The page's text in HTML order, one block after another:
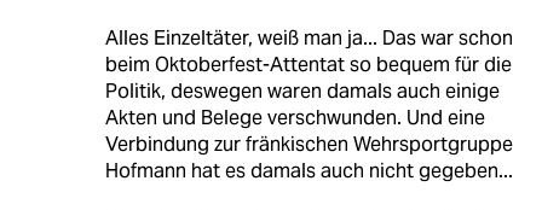
Alles Einzeltäter, weiß man ja... Das war schon
beim Oktoberfest-Attentat so bequem für die
Politik, deswegen waren damals auch einige
Akten und Belege verschwunden. Und eine
Verbindung zur fränkischen Wehrsportgruppe
Hofmann hat es damals auch nicht gegeben...